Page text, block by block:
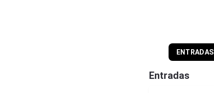
ENTRADAS
Entradas